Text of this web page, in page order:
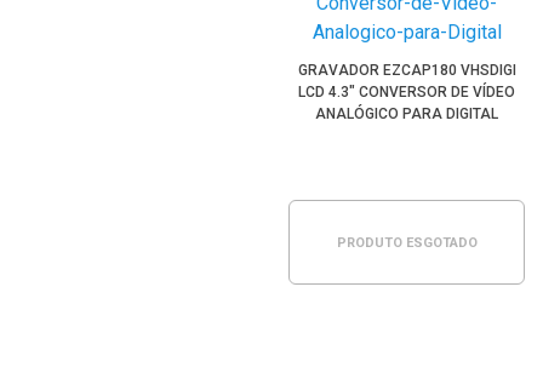
GRAVADOR EZCAP180 VHSDIGI
LCD 4.3" CONVERSOR DE VÍDEO
ANALÓGICO PARA DIGITAL
PRODUTO ESGOTADO